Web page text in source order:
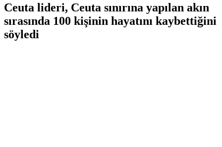
Ceuta lideri, Ceuta sınırına yapılan akın
sırasında 100 kişinin hayatını kaybettiğini
söyledi